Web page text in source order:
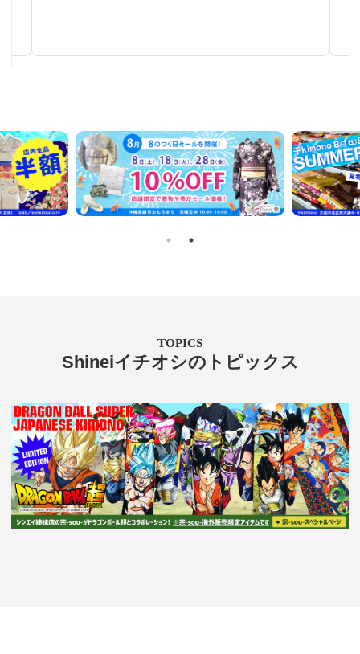
TOPICS
Shineiイチオシのトピックス